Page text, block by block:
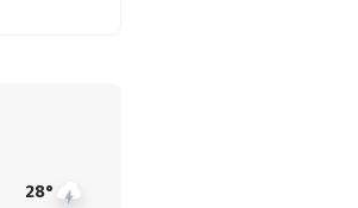
28°